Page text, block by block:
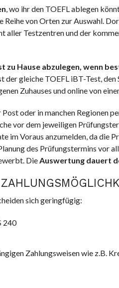
, wo ihr den TOEFL ablegen
Reihe von Orten zur Auswahl.
aller Testzentren und der
zu Hause abzulegen, wenn
gleiche TOEFL iBT-Test, den
Zuhauses und online von
oder in manchen Regionen
vor dem jeweiligen
im Voraus anzumelden, da die
des Prüfungstermins vor
DieAuswertung dauert
sich geringfügig:
240
Zahlungsweisen wie z.B.